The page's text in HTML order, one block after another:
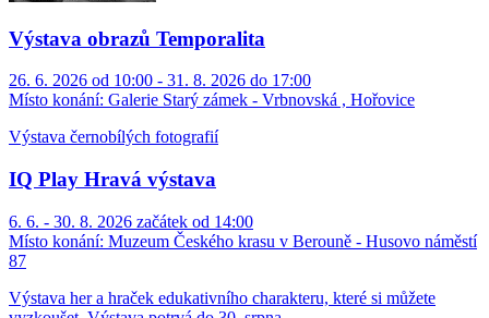
Výstava obrazů Temporalita
26. 6. 2026 od 10:00 - 31. 8. 2026 do 17:00
Místo konání: Galerie Starý zámek - Vrbnovská , Hořovice
Výstava černobílých fotografií
IQ Play Hravá výstava
6. 6. - 30. 8. 2026 začátek od 14:00
Místo konání: Muzeum Českého krasu v Berouně - Husovo náměstí
87
Výstava her a hraček edukativního charakteru, které si můžete